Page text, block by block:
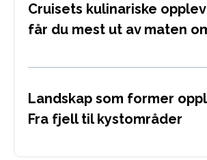
Cruisets kulinariske
får du mest ut av maten
Landskap som former
Fra fjell til kystområder